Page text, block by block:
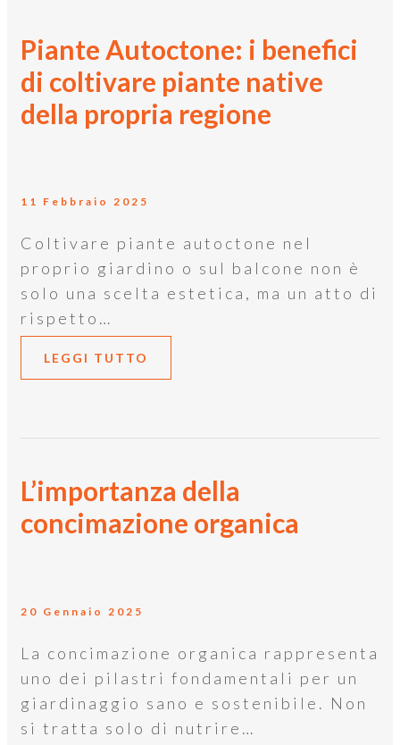
Piante Autoctone: i benefici
di coltivare piante native
della propria regione
11 Febbraio 2025
Coltivare piante autoctone nel
proprio giardino o sul balcone non è
solo una scelta estetica, ma un atto di
rispetto…
LEGGI TUTTO
L’importanza della
concimazione organica
20 Gennaio 2025
La concimazione organica rappresenta
uno dei pilastri fondamentali per un
giardinaggio sano e sostenibile. Non
si tratta solo di nutrire…